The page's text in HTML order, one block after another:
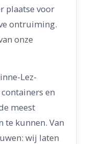
plaatse voor
ontruiming.
onze
Lez-
en
meest
kunnen. Van
wij laten